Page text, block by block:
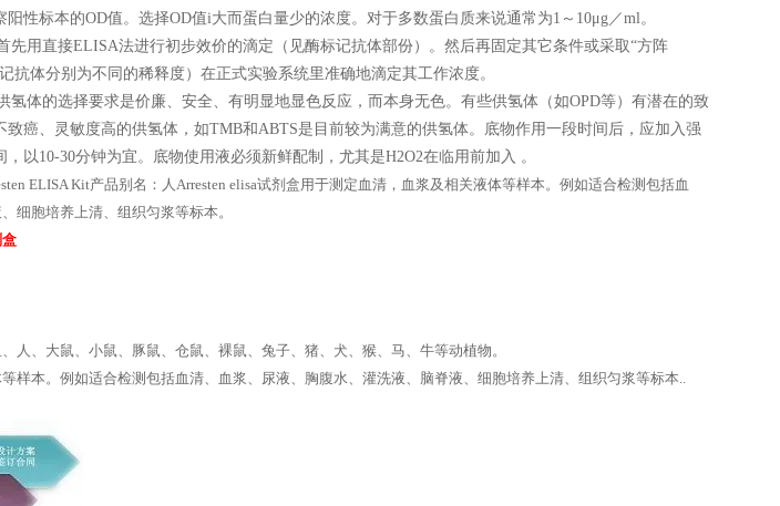
性标本的OD值。选择OD值i大而蛋白量少的浓度。对于多数蛋白质来说通常为1～10μg／ml。
用直接ELISA法进行初步效价的滴定（见酶标记抗体部份）。然后再固定其它条件或采取“方阵
抗体分别为不同的稀释度）在正式实验系统里准确地滴定其工作浓度。
体的选择要求是价廉、安全、有明显地显色反应，而本身无色。有些供氢体（如OPD等）有潜在的致
癌、灵敏度高的供氢体，如TMB和ABTS是目前较为满意的供氢体。底物作用一段时间后，应加入强
以10-30分钟为宜。底物使用液必须新鲜配制，尤其是H2O2在临用前加入 。
ELISA Kit产品别名：人Arresten elisa试剂盒用于测定血清，血浆及相关液体等样本。例如适合检测包括血
细胞培养上清、组织匀浆等标本。
人、大鼠、小鼠、豚鼠、仓鼠、裸鼠、兔子、猪、犬、猴、马、牛等动植物。
样本。例如适合检测包括血清、血浆、尿液、胸腹水、灌洗液、脑脊液、细胞培养上清、组织匀浆等标本..